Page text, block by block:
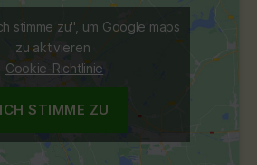
stimme zu", um Google maps
zu aktivieren
Cookie-Richtlinie
ICH STIMME ZU